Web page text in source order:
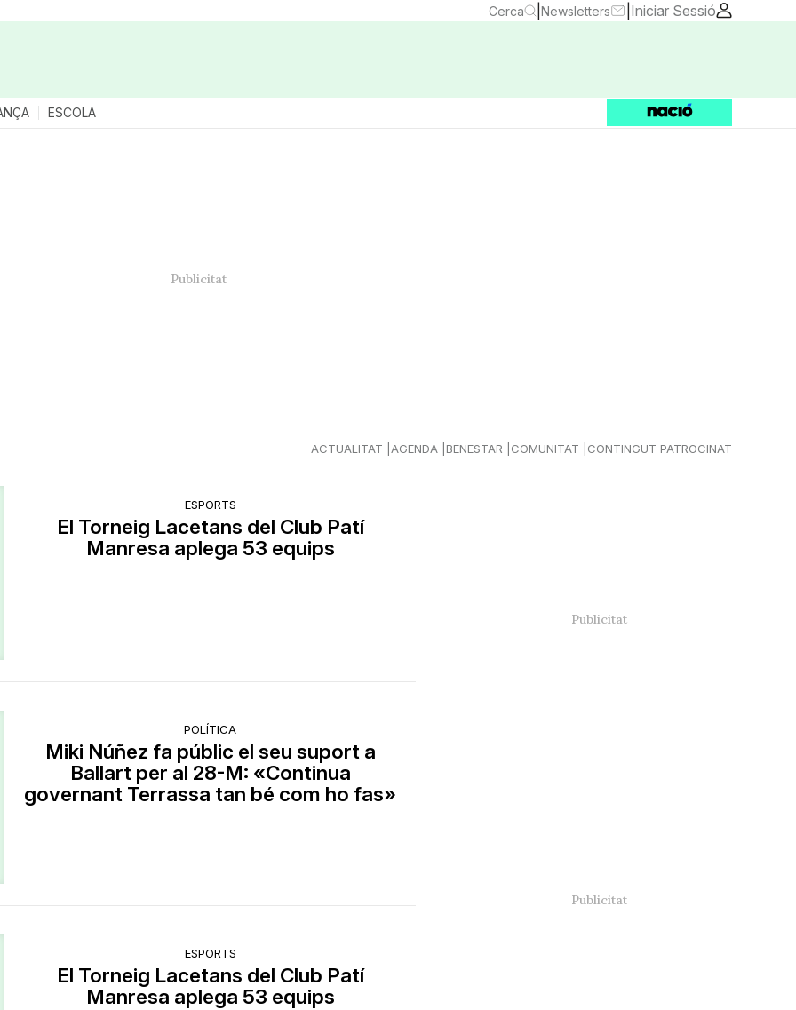
Cerca Newsletters Iniciar Sessió
ESCOLA
ACTUALITAT AGENDA BENESTAR COMUNITAT CONTINGUT PATROCINAT
ESPORTS
El Torneig Lacetans del Club Patí
Manresa aplega 53 equips
POLÍTICA
Miki Núñez fa públic el seu suport a
Ballart per al 28-M: «Continua
governant Terrassa tan bé com ho fas»
ESPORTS
El Torneig Lacetans del Club Patí
Manresa aplega 53 equips